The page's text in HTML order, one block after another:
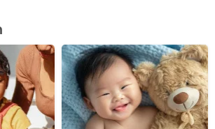
informação incorreta
tem a informação que procuro